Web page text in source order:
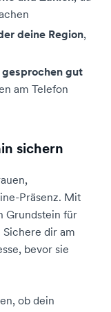
deine Region,
gesprochen gut
am Telefon
sichern
Präsenz. Mit
Grundstein für
dir am
bevor sie
ob dein